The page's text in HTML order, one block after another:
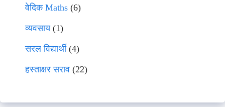
वेदिक Maths (6)
व्यवसाय(1)
सरल विद्यार्थी(4)
हस्ताक्षर सराव (22)